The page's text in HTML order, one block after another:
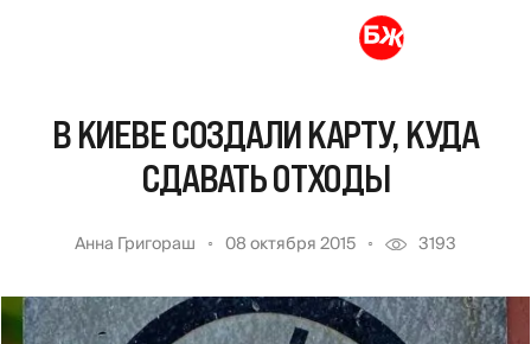
В КИЕВЕ СОЗДАЛИ КАРТУ, КУДА
СДАВАТЬ ОТХОДЫ
Анна Григораш 08 октября 2015 3193